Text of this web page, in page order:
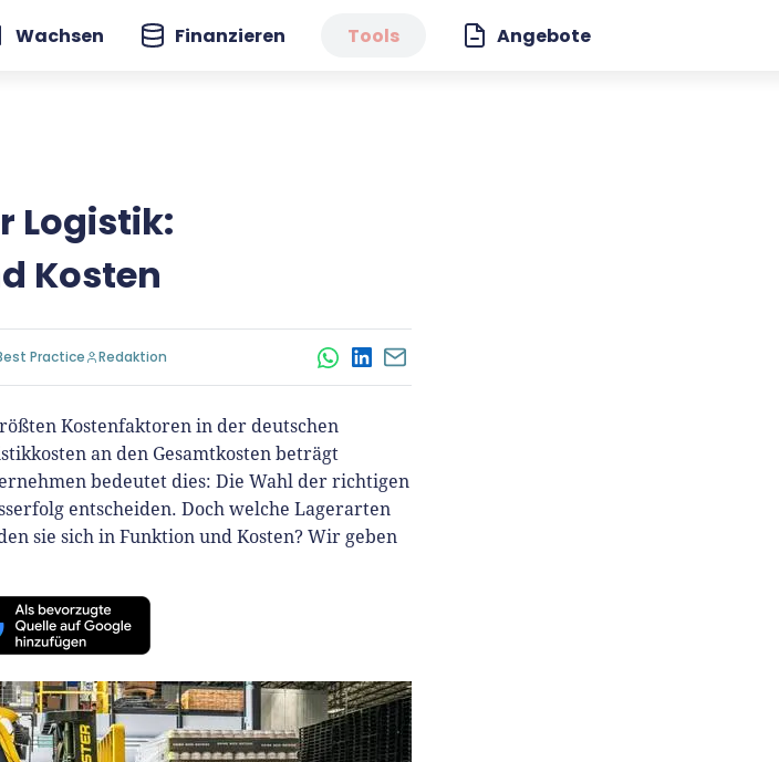
Wachsen Finanzieren Tools Angebote
Logistik:
Kosten
Practice Redaktion WhatsApp
LinkedIn
E-Mail
Kostenfaktoren in der deutschen
an den Gesamtkosten beträgt
bedeutet dies: Die Wahl der richtigen
entscheiden. Doch welche Lagerarten
sie sich in Funktion und Kosten? Wir geben